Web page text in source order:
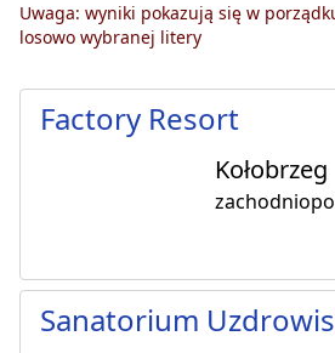
Uwaga: wyniki pokazują się w
losowo wybranej litery
Factory Resort
Kołobrzeg
Sanatorium